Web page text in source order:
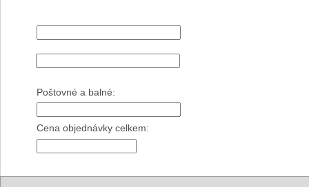
Cena objednávky celkem:
Poštovné a balné: